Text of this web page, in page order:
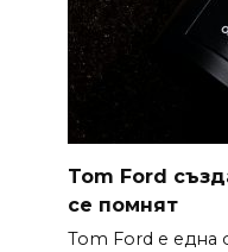
Tom Ford
се помнят
Tom Ford е една